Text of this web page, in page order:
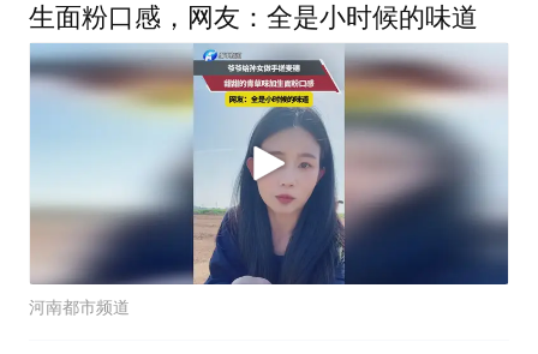
生面粉口感，网友：全是小时候的味道
河南都市频道